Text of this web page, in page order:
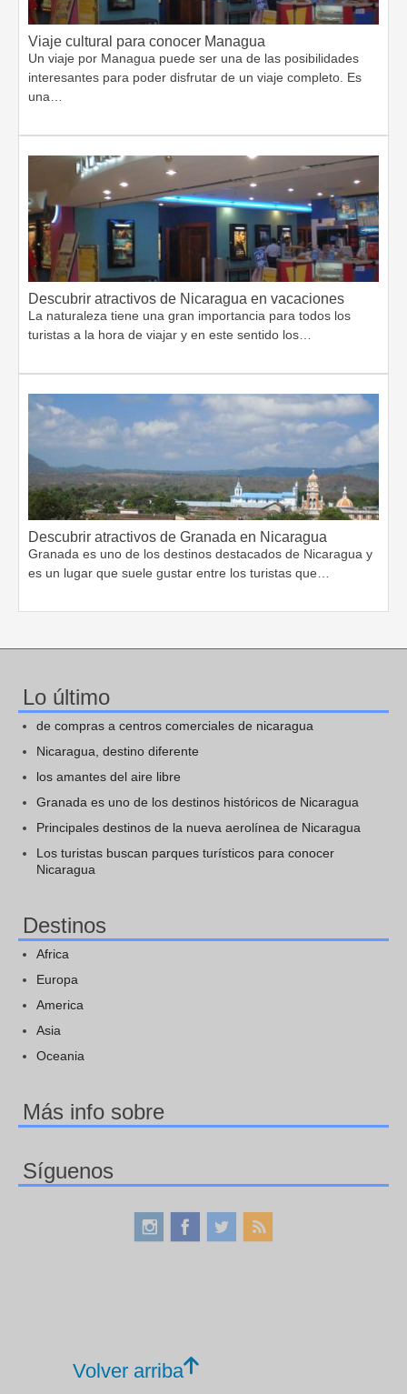
Viaje cultural para conocer Managua
Un viaje por Managua puede ser una de las posibilidades
interesantes para poder disfrutar de un viaje completo. Es
una…
Descubrir atractivos de Nicaragua en vacaciones
La naturaleza tiene una gran importancia para todos los
turistas a la hora de viajar y en este sentido los…
Descubrir atractivos de Granada en Nicaragua
Granada es uno de los destinos destacados de Nicaragua y
es un lugar que suele gustar entre los turistas que…
Lo último
de compras a centros comerciales de nicaragua
Nicaragua, destino diferente
los amantes del aire libre
Granada es uno de los destinos históricos de Nicaragua
Principales destinos de la nueva aerolínea de Nicaragua
Los turistas buscan parques turísticos para conocer
Nicaragua
Destinos
Africa
Europa
America
Asia
Oceania
Más info sobre
Síguenos
Volver arriba